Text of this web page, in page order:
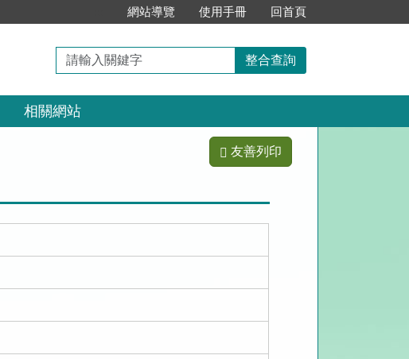
網站導覽 使用手冊 回首頁
請
輸
入
關
鍵
整合查詢
相關網站
友善列印